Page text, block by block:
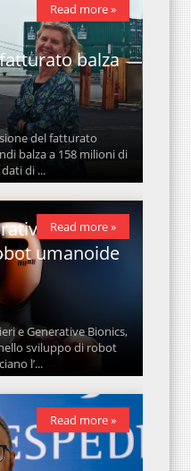
balza
del fatturato
balza a 158 milioni di
di ...
Read more »
Bionics,
umanoide
e Generative Bionics,
sviluppo di robot
l’...
Read more »
Read more »